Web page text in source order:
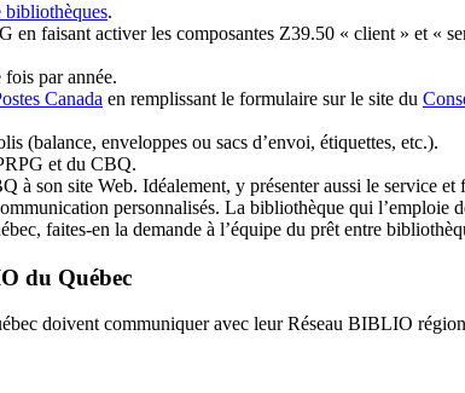
bibliothèques.
faisant activer les composantes Z39.50 « client » et «
par année.
Canada en remplissant le formulaire sur le site du
(balance, enveloppes ou sacs d’envoi, étiquettes, etc.).
et du CBQ.
à son site Web. Idéalement, y présenter aussi le service
personnalisés. La bibliothèque qui l’emploie
faites-en la demande à l’équipe du prêt entre
du Québec
doivent communiquer avec leur Réseau BIBLIO